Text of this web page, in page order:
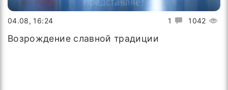
1 1042
04.08, 16:24
Возрождение славной традиции